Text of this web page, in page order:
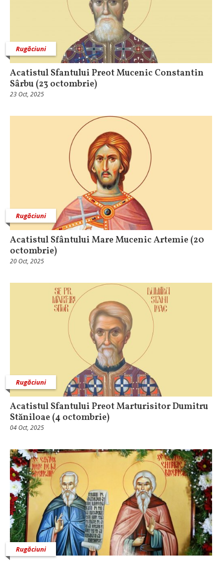
Rugăciuni
Acatistul Sfantului Preot Mucenic Constantin
Sârbu (23 octombrie)
23 Oct, 2025
Rugăciuni
Acatistul Sfântului Mare Mucenic Artemie (20
octombrie)
20 Oct, 2025
Rugăciuni
Acatistul Sfantului Preot Marturisitor Dumitru
Stăniloae (4 octombrie)
04 Oct, 2025
Rugăciuni